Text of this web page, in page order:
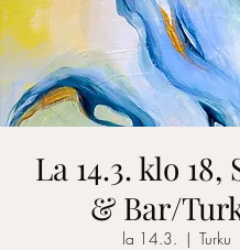
La 14.3. klo 18,
& Bar/
la 14.3.
  |
Turku